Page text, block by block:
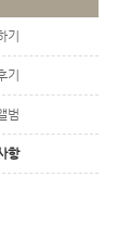
기
기
범
항